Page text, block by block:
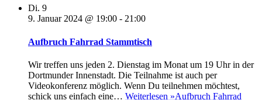
Di. 9
9. Januar 2024 @ 19:00 - 21:00
Aufbruch Fahrrad Stammtisch
Wir treffen uns jeden 2. Dienstag im Monat um 19 Uhr in der
Dortmunder Innenstadt. Die Teilnahme ist auch per
Videokonferenz möglich. Wenn Du teilnehmen möchtest,
schick uns einfach eine… Weiterlesen »Aufbruch Fahrrad